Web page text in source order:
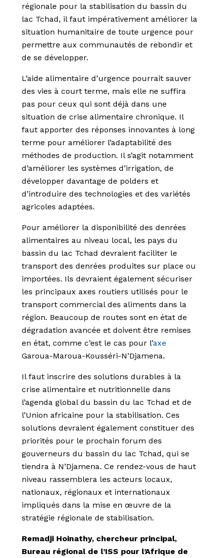
régionale pour la stabilisation du bassin du
lac Tchad, il faut impérativement améliorer la
situation humanitaire de toute urgence pour
permettre aux communautés de rebondir et
de se développer.
L’aide alimentaire d’urgence pourrait sauver
des vies à court terme, mais elle ne suffira
pas pour ceux qui sont déjà dans une
situation de crise alimentaire chronique. Il
faut apporter des réponses innovantes à long
terme pour améliorer l’adaptabilité des
méthodes de production. Il s’agit notamment
d’améliorer les systèmes d’irrigation, de
développer davantage de polders et
d’introduire des technologies et des variétés
agricoles adaptées.
Pour améliorer la disponibilité des denrées
alimentaires au niveau local, les pays du
bassin du lac Tchad devraient faciliter le
transport des denrées produites sur place ou
importées. Ils devraient également sécuriser
les principaux axes routiers utilisés pour le
transport commercial des aliments dans la
région. Beaucoup de routes sont en état de
dégradation avancée et doivent être remises
en état, comme c’est le cas pour l’axe
Garoua-Maroua-Kousséri-N’Djamena.
Il faut inscrire des solutions durables à la
crise alimentaire et nutritionnelle dans
l’agenda global du bassin du lac Tchad et de
l’Union africaine pour la stabilisation. Ces
solutions devraient également constituer des
priorités pour le prochain forum des
gouverneurs du bassin du lac Tchad, qui se
tiendra à N’Djamena. Ce rendez-vous de haut
niveau rassemblera les acteurs locaux,
nationaux, régionaux et internationaux
impliqués dans la mise en œuvre de la
stratégie régionale de stabilisation.
Remadji Hoinathy, chercheur principal,
Bureau régional de l’ISS pour l’Afrique de